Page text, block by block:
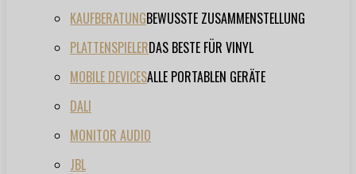
KAUFBERATUNGBEWUSSTE ZUSAMMENSTELLUNG
PLATTENSPIELERDAS BESTE FÜR VINYL
MOBILE DEVICESALLE PORTABLEN GERÄTE
DALI
MONITOR AUDIO
JBL